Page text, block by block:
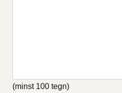
(minst 100 tegn)